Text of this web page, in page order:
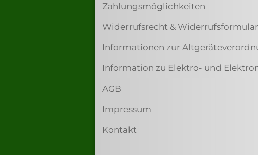
Zahlungsmöglichkeiten
Widerrufsrecht &
Informationen zur
Information zu Elektro- und
AGB
Impressum
Kontakt